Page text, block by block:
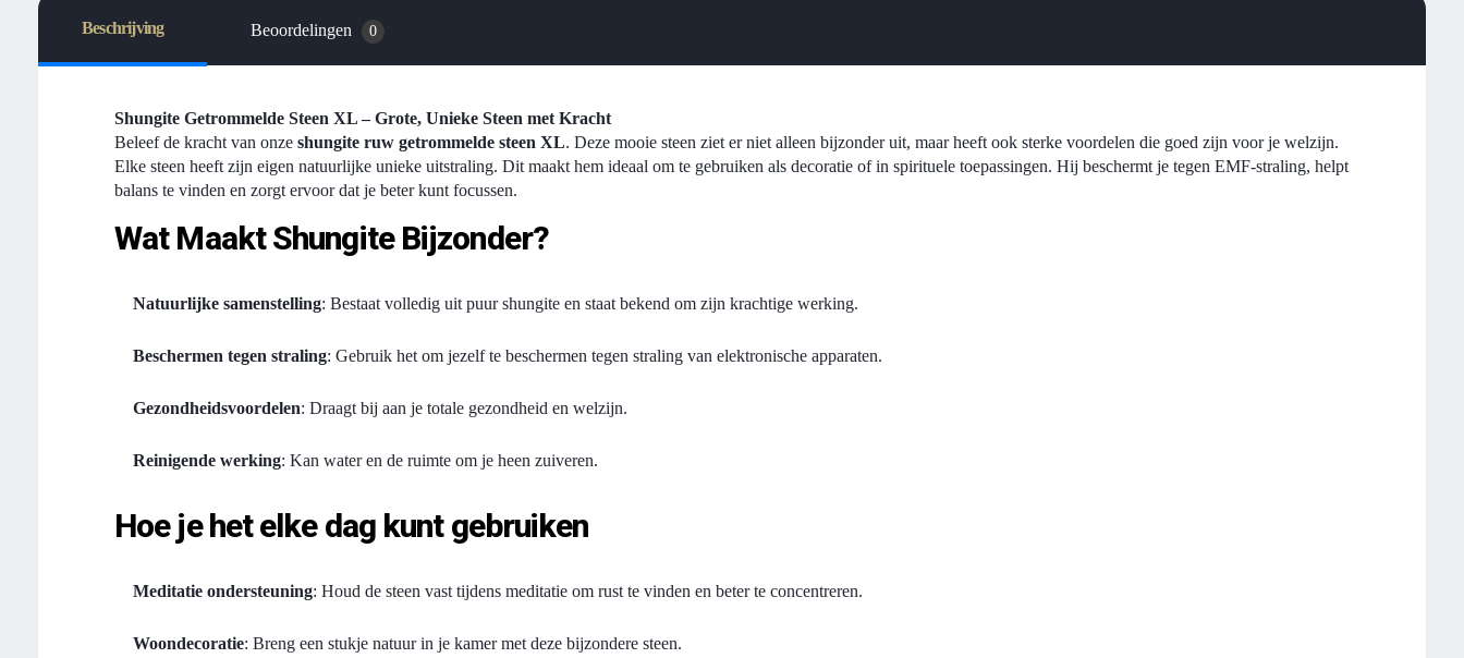
Beschrijving Beoordelingen 0
Shungite Getrommelde Steen XL – Grote, Unieke Steen met Kracht
Beleef de kracht van onzeshungite ruw getrommelde steen XL. Deze mooie steen ziet er niet alleen bijzonder uit, maar heeft ook sterke voordelen die goed zijn voor je welzijn.
Elke steen heeft zijn eigen natuurlijke unieke uitstraling. Dit maakt hem ideaal om te gebruiken als decoratie of in spirituele toepassingen. Hij beschermt je tegen EMF-straling, helpt
balans te vinden en zorgt ervoor dat je beter kunt focussen.
Wat Maakt Shungite Bijzonder?
Natuurlijke samenstelling: Bestaat volledig uit puur shungite en staat bekend om zijn krachtige werking.
Beschermen tegen straling: Gebruik het om jezelf te beschermen tegen straling van elektronische apparaten.
Gezondheidsvoordelen: Draagt bij aan je totale gezondheid en welzijn.
Reinigende werking: Kan water en de ruimte om je heen zuiveren.
Hoe je het elke dag kunt gebruiken
Meditatie ondersteuning: Houd de steen vast tijdens meditatie om rust te vinden en beter te concentreren.
Woondecoratie: Breng een stukje natuur in je kamer met deze bijzondere steen.